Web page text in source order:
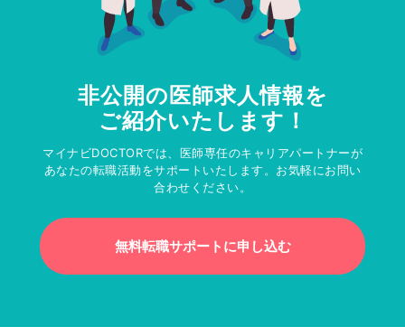
非公開の医師求人情報を
ご紹介いたします！
マイナビDOCTORでは、医師専任のキャリアパートナーが
あなたの転職活動をサポートいたします。お気軽にお問い
合わせください。
無料転職サポートに申し込む